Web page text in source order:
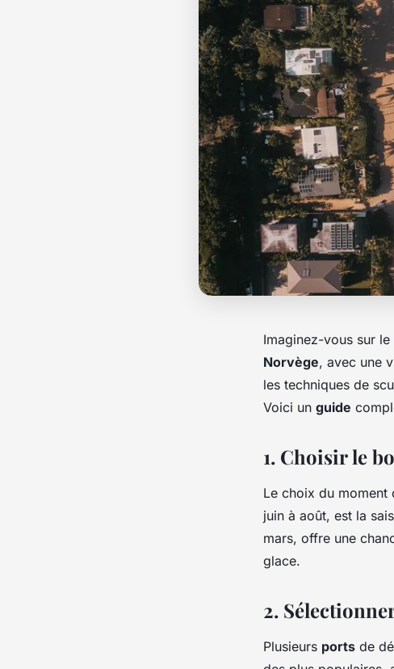
Imaginez-vous sur le
Norvège, avec une
les techniques de
Voici un guide
1. Choisir le
Le choix du moment
juin à août, est la
mars, offre une
glace.
2.
Plusieurs ports de